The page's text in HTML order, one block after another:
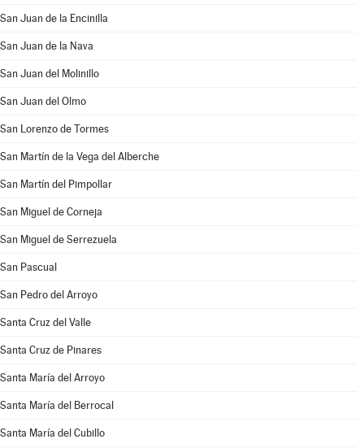
San Juan de la Encinilla
San Juan de la Nava
San Juan del Molinillo
San Juan del Olmo
San Lorenzo de Tormes
San Martín de la Vega del Alberche
San Martín del Pimpollar
San Miguel de Corneja
San Miguel de Serrezuela
San Pascual
San Pedro del Arroyo
Santa Cruz del Valle
Santa Cruz de Pinares
Santa María del Arroyo
Santa María del Berrocal
Santa María del Cubillo